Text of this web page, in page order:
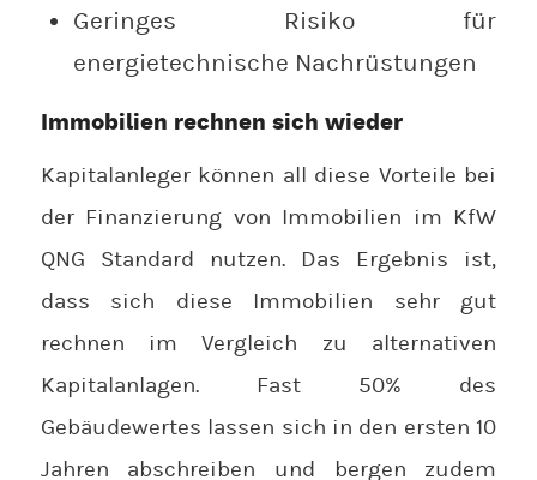
Geringes Risiko für
energietechnische Nachrüstungen
Immobilien rechnen sich wieder
Kapitalanleger können all diese Vorteile bei
der Finanzierung von Immobilien im KfW
QNG Standard nutzen. Das Ergebnis ist,
dass sich diese Immobilien sehr gut
rechnen im Vergleich zu alternativen
Kapitalanlagen. Fast 50% des
Gebäudewertes lassen sich in den ersten 10
Jahren abschreiben und bergen zudem